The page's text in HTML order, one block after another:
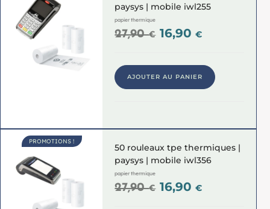
paysys | mobile iwl255
papier thermique
27,90€ 16,90€
AJOUTER AU PANIER
PROMOTIONS !
50 rouleaux tpe thermiques |
paysys | mobile iwl356
papier thermique
27,90€ 16,90€